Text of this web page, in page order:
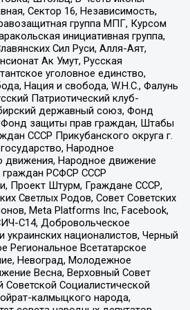
Сектор 16, Независимость,
группа МПГ, Курсом
инициативная группа,
Сил Руси, Алля-Аят,
Ак Умут, Русская
уголовное единство,
Нация и свобода, W.H.С., Фалунь
Патриотический клуб-
державный союз, Фонд
защиты прав граждан, Штабы
СССР Прикубанского округа г.
Народное
движения, Народное движение
граждан РСФСР СССР
Проект Штурм, Граждане СССР,
Светлых Родов, Совет Советских
Meta Platforms Inc, Facebook,
С14, Добровольческое
украинских националистов, Черный
Региональное Всетатарское
Невоград, Молодежное
Весна, Верховный Совет
Советской Социалистической
калмыцкого народа,